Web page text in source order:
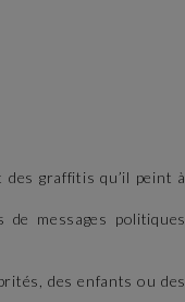
graffitis qu’il peint à
messages politiques
des enfants ou des